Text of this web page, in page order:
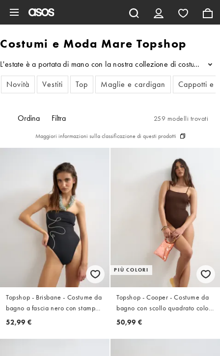
Costumi e Moda Mare Topshop
L'estate è a portata di mano con la nostra collezione di costumi e
...
Novità
Vestiti Top Maglie e cardigan Cappotti e
Ordina Filtra 259 modelli trovati
Maggiori informazioni sulla classificazione di questi prodotti
Topshop - Brisbane - Costume da
bagno a fascia nero con stampa
astratta
52,99 €
PIÙ COLORI
Topshop - Cooper - Costume da
bagno con scollo quadrato color
cioccolato
50,99 €